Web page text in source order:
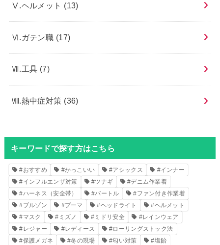
Ⅴ.ヘルメット (13)
Ⅵ.ガテン職 (17)
Ⅶ.工具 (7)
Ⅷ.熱中症対策 (36)
キーワードで探す方はこちら
#おすすめ #かっこいい #アシックス
#インナー
#インフルエンザ対策
#ツナギ
#デニム作業着
#ハーネス（安全帯）
#バートル
#ファン付き作業着
#ブルゾン
#プーマ #ヘッドライト
#ヘルメット
#マスク
#ミズノ #ミドリ安全
#レインウェア
#レジャー
#レディース
#ローリングストック法
#保護メガネ
#冬の現場 #匂い対策 #塩飴